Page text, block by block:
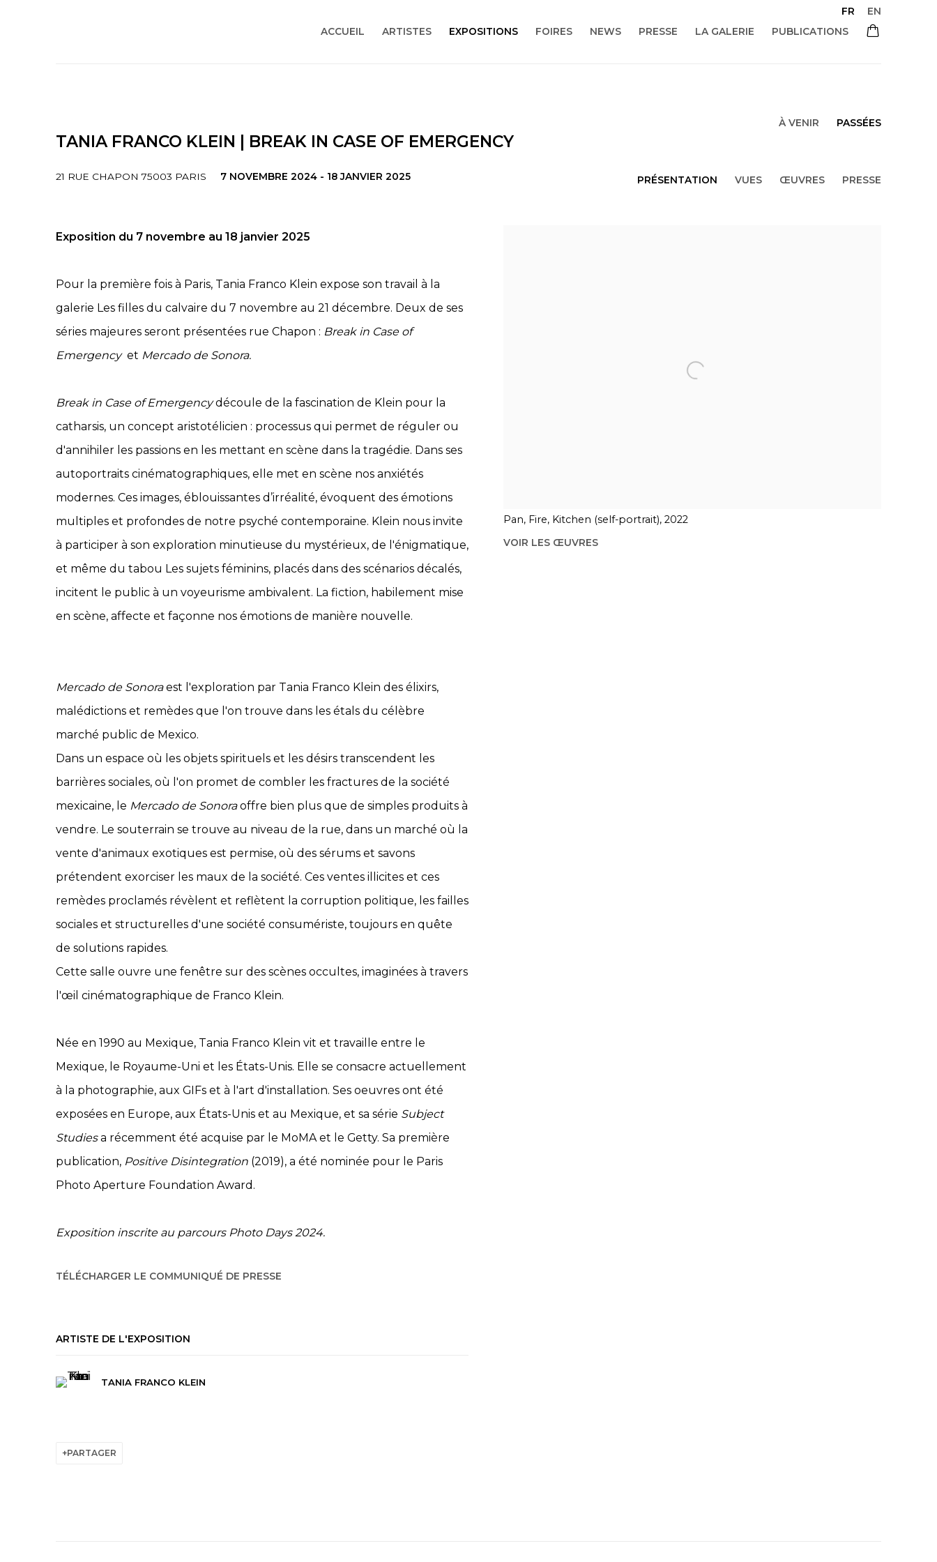
ACCUEIL ARTISTES EXPOSITIONS FOIRES NEWS PRESSE LA GALERIE PUBLICATIONS
FR EN
À VENIR PASSÉES
TANIA FRANCO KLEIN | BREAK IN CASE OF EMERGENCY
7 NOVEMBRE 2024 - 18 JANVIER 2025
21 RUE CHAPON 75003 PARIS PRÉSENTATION VUES ŒUVRES PRESSE
Pan, Fire, Kitchen (self-portrait), 2022
VOIR LES ŒUVRES
Exposition du 7 novembre au 18 janvier 2025
Pour la première fois à Paris, Tania Franco Klein expose son travail à la
galerie Les filles du calvaire du 7 novembre au 21 décembre. Deux de ses
séries majeures seront présentées rue Chapon : Break in Case of
Emergency et Mercado de Sonora.
Break in Case of Emergencydécoule de la fascination de Klein pour la
catharsis, un concept aristotélicien : processus qui permet de réguler ou
d'annihiler les passions en les mettant en scène dans la tragédie. Dans ses
autoportraits cinématographiques, elle met en scène nos anxiétés
modernes. Ces images, éblouissantes d’irréalité, évoquent des émotions
multiples et profondes de notre psyché contemporaine. Klein nous invite
à participer à son exploration minutieuse du mystérieux, de l'énigmatique,
et même du tabou Les sujets féminins, placés dans des scénarios décalés,
incitent le public à un voyeurisme ambivalent. La fiction, habilement mise
en scène, affecte et façonne nos émotions de manière nouvelle.
Mercado de Sonoraest l'exploration par Tania Franco Klein des élixirs,
malédictions et remèdes que l'on trouve dans les étals du célèbre
marché public de Mexico.
Dans un espace où les objets spirituels et les désirs transcendent les
barrières sociales, où l'on promet de combler les fractures de la société
mexicaine, le Mercado de Sonoraoffre bien plus que de simples produits à
vendre. Le souterrain se trouve au niveau de la rue, dans un marché où la
vente d'animaux exotiques est permise, où des sérums et savons
prétendent exorciser les maux de la société. Ces ventes illicites et ces
remèdes proclamés révèlent et reflètent la corruption politique, les failles
sociales et structurelles d'une société consumériste, toujours en quête
de solutions rapides.
Cette salle ouvre une fenêtre sur des scènes occultes, imaginées à travers
l'œil cinématographique de Franco Klein.
Née en 1990 au Mexique, Tania Franco Klein vit et travaille entre le
Mexique, le Royaume-Uni et les États-Unis. Elle se consacre actuellement
à la photographie, aux GIFs et à l'art d'installation. Ses oeuvres ont été
exposées en Europe, aux États-Unis et au Mexique, et sa série Subject
Studiesa récemment été acquise par le MoMA et le Getty. Sa première
publication, Positive Disintegration (2019), a été nominée pour le Paris
Photo Aperture Foundation Award.
Exposition inscrite au parcours PhotoDays 2024.
TÉLÉCHARGER LE COMMUNIQUÉ DE PRESSE
ARTISTE DE L'EXPOSITION
TANIA FRANCO KLEIN
PARTAGER